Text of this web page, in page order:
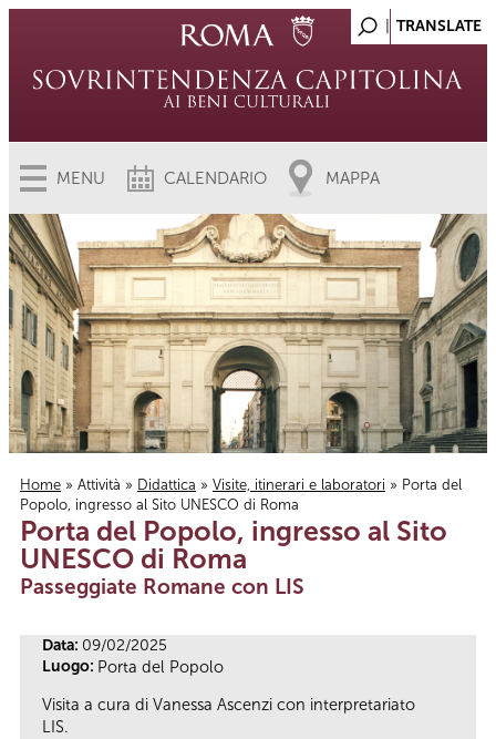
MENU CALENDARIO MAPPA
Tu sei qui
Home » Attività » Didattica » Visite, itinerari e laboratori » Porta del
Popolo, ingresso al Sito UNESCO di Roma
Porta del Popolo, ingresso al Sito
UNESCO di Roma
Passeggiate Romane con LIS
Data: 09/02/2025
Luogo: Porta del Popolo
Visita a cura di Vanessa Ascenzi con interpretariato
LIS.